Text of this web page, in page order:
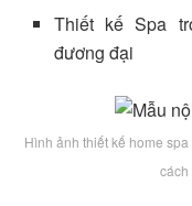
Thiết kế Spa
đương đại
Hình ảnh thiết kế home
cách